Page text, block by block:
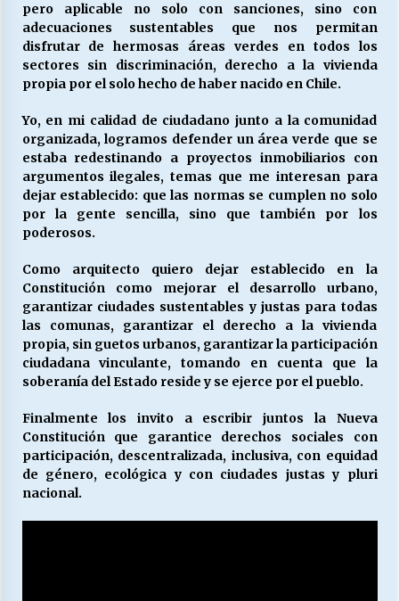
¿Asesores con doble sueldo?
18/04/2026
06/04/2026
pero aplicable no solo con sanciones, sino con
adecuaciones sustentables que nos permitan
disfrutar de hermosas áreas verdes en todos los
sectores sin discriminación, derecho a la vivienda
propia por el solo hecho de haber nacido en Chile.
Yo, en mi calidad de ciudadano junto a la comunidad
organizada, logramos defender un área verde que se
estaba redestinando a proyectos inmobiliarios con
argumentos ilegales, temas que me interesan para
dejar establecido: que las normas se cumplen no solo
por la gente sencilla, sino que también por los
poderosos.
Como arquitecto quiero dejar establecido en la
Constitución como mejorar el desarrollo urbano,
garantizar ciudades sustentables y justas para todas
las comunas, garantizar el derecho a la vivienda
propia, sin guetos urbanos, garantizar la participación
ciudadana vinculante, tomando en cuenta que la
soberanía del Estado reside y se ejerce por el pueblo.
Finalmente los invito a escribir juntos la Nueva
Constitución que garantice derechos sociales con
participación, descentralizada, inclusiva, con equidad
de género, ecológica y con ciudades justas y pluri
nacional.